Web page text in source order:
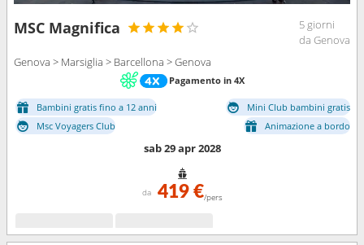
MSC Magnifica
5 giorni
da Genova
Genova > Marsiglia > Barcellona > Genova
Pagamento in 4X
Bambini gratis fino a 12 anni
Mini Club bambini gratis
Msc Voyagers Club
Animazione a bordo
sab 29 apr 2028
da 419 €/pers